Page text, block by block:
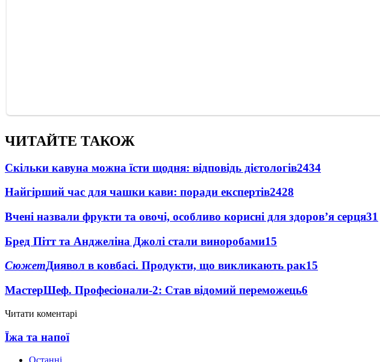
ЧИТАЙТЕ ТАКОЖ
Скільки кавуна можна їсти щодня: відповідь дієтологів2434
Найгірший час для чашки кави: поради експертів2428
Вчені назвали фрукти та овочі, особливо корисні для здоров’я серця31
Бред Пітт та Анджеліна Джолі стали виноробами15
СюжетДиявол в ковбасі. Продукти, що викликають рак15
МастерШеф. Професіонали-2: Став відомий переможець6
Читати коментарі
Їжа та напої